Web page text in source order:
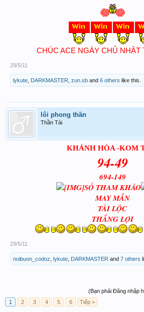
CHÚC ACE NGÀY CHỦ NHẬT
29/5/11
lykute DARKMASTER zun.sb and 6 others like this.
lôi phong thần
Thần Tài
KHÁNH HÒA -KOM
94-49
694-149
SỐ THAM KHẢO
MAY MẮN
TÀI LỘC
THẮNG LỢI
29/5/11
noibuon_codoz lykute DARKMASTER and 7 others
(Bạn phải Đăng nhập
1
2 3 4 5 6 Tiếp >